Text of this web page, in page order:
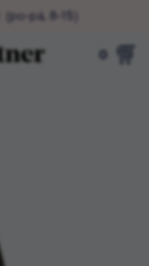
(po-pá, 8-15)
0